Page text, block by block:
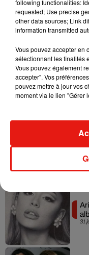
4
4
sa
31
following functionalities:
requested; Use precise
other data sources; Link
information transmitted
Vous pouvez accepter en
sélectionnant les finalités
Vous pouvez également
accepter". Vos
pouvez mettre à jour vos
moment via le lien "Gérer